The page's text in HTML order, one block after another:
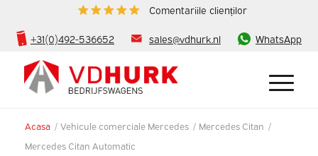
Comentariile clienților
+31(0)492-536652 sales@vdhurk.nl WhatsApp
Acasa / Vehicule comerciale Mercedes / Mercedes Citan /
Mercedes Citan Automatic